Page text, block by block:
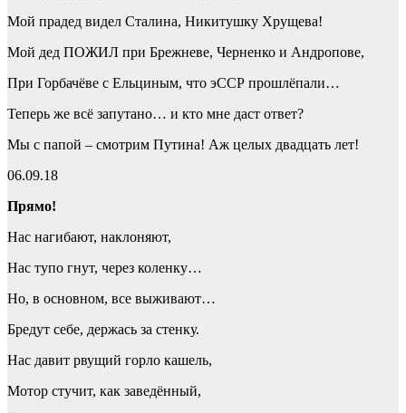
Мой прадед видел Сталина, Никитушку Хрущева!
Мой дед ПОЖИЛ при Брежневе, Черненко и Андропове,
При Горбачёве с Ельциным, что эССР прошлёпали…
Теперь же всё запутано… и кто мне даст ответ?
Мы с папой – смотрим Путина! Аж целых двадцать лет!
06.09.18
Прямо!
Нас нагибают, наклоняют,
Нас тупо гнут, через коленку…
Но, в основном, все выживают…
Бредут себе, держась за стенку.
Нас давит рвущий горло кашель,
Мотор стучит, как заведённый,